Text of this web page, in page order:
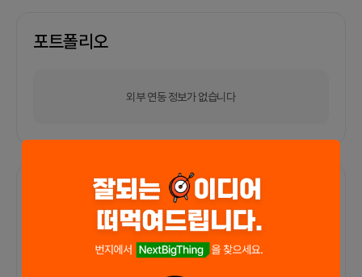
포트폴리오
외부 연동 정보가 없습니다
함께한 사람들이 남긴 말
프로젝트 0 프로챗 0